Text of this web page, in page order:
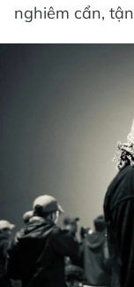
nghiêm cẩn,